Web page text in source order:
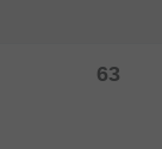
63